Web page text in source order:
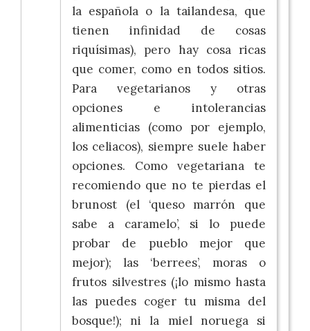
la española o la tailandesa, que
tienen infinidad de cosas
riquísimas), pero hay cosa ricas
que comer, como en todos sitios.
Para vegetarianos y otras
opciones e intolerancias
alimenticias (como por ejemplo,
los celiacos), siempre suele haber
opciones. Como vegetariana te
recomiendo que no te pierdas el
brunost (el ‘queso marrón que
sabe a caramelo’, si lo puede
probar de pueblo mejor que
mejor); las ‘berrees’, moras o
frutos silvestres (¡lo mismo hasta
las puedes coger tu misma del
bosque!); ni la miel noruega si